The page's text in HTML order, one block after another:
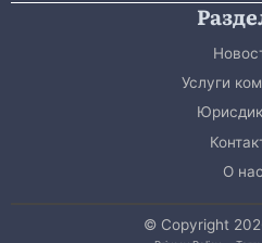
Услуги
О нас
© Copyright